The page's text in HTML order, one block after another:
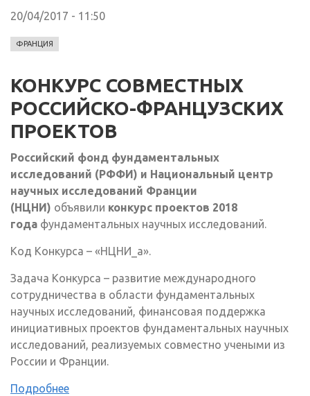
20/04/2017 - 11:50
ФРАНЦИЯ
КОНКУРС СОВМЕСТНЫХ
РОССИЙСКО-ФРАНЦУЗСКИХ
ПРОЕКТОВ
Российский фонд фундаментальных
исследований (РФФИ) и Национальный центр
научных исследований Франции
(НЦНИ) объявили конкурс проектов 2018
года фундаментальных научных исследований.
Код Конкурса – «НЦНИ_а».
Задача Конкурса – развитие международного
сотрудничества в области фундаментальных
научных исследований, финансовая поддержка
инициативных проектов фундаментальных научных
исследований, реализуемых совместно учеными из
России и Франции.
Подробнее